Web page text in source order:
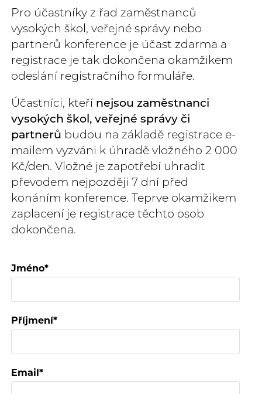
Pro účastníky z řad zaměstnanců
vysokých škol, veřejné správy nebo
partnerů konference je účast zdarma a
registrace je tak dokončena okamžikem
odeslání registračního formuláře.
Účastníci, kteří nejsou zaměstnanci
vysokých škol, veřejné správy či
partnerů budou na základě registrace e-
mailem vyzváni k úhradě vložného 2 000
Kč/den. Vložné je zapotřebí uhradit
převodem nejpozději 7 dní před
konáním konference. Teprve okamžikem
zaplacení je registrace těchto osob
dokončena.
Jméno
Příjmení
Email